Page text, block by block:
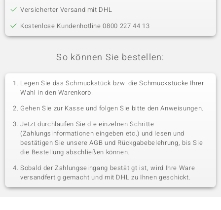
Versicherter Versand mit DHL
Kostenlose Kundenhotline 0800 227 44 13
So können Sie bestellen:
Legen Sie das Schmuckstück bzw. die Schmuckstücke Ihrer
Wahl in den Warenkorb.
Gehen Sie zur Kasse und folgen Sie bitte den Anweisungen.
Jetzt durchlaufen Sie die einzelnen Schritte
(Zahlungsinformationen eingeben etc.) und lesen und
bestätigen Sie unsere AGB und Rückgabebelehrung, bis Sie
die Bestellung abschließen können.
Sobald der Zahlungseingang bestätigt ist, wird Ihre Ware
versandfertig gemacht und mit DHL zu Ihnen geschickt.